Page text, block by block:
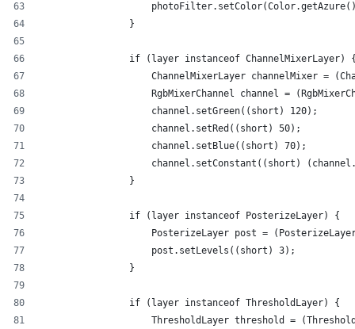
                }
if (layer instanceof ChannelMixerLayer)
ChannelMixerLayer channelMixer =
RgbMixerChannel channel =
                    channel.setGreen((short) 120);
                    channel.setRed((short) 50);
                    channel.setBlue((short) 70);
channel.setConstant((short)
                }
                if (layer instanceof PosterizeLayer) {
PosterizeLayer post =
                    post.setLevels((short) 3);
                }
                if (layer instanceof ThresholdLayer) {
ThresholdLayer threshold =